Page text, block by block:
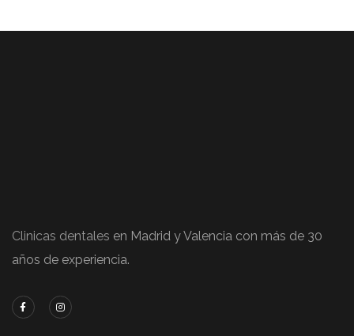
Clinicas dentales en Madrid y Valencia con más de 30
años de experiencia.